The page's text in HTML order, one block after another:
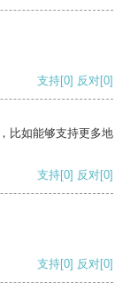
支持[0] 反对[0]
比如能够支持更多地
支持[0] 反对[0]
支持[0] 反对[0]